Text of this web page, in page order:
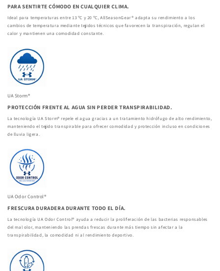
PARA SENTIRTE CÓMODO EN CUALQUIER CLIMA.
Ideal para temperaturas entre 13 ºC y 20 ºC, AllSeasonGear® adapta su rendimiento a los
cambios de temperatura mediante tejidos técnicos que favorecen la transpiración, regulan el
calor y mantienen una comodidad constante.
UA Storm®
PROTECCIÓN FRENTE AL AGUA SIN PERDER TRANSPIRABILIDAD.
La tecnología UA Storm® repele el agua gracias a un tratamiento hidrófugo de alto rendimiento,
manteniendo el tejido transpirable para ofrecer comodidad y protección incluso en condiciones
de lluvia ligera.
UA Odor Control®
FRESCURA DURADERA DURANTE TODO EL DÍA.
La tecnología UA Odor Control® ayuda a reducir la proliferación de las bacterias responsables
del mal olor, manteniendo las prendas frescas durante más tiempo sin afectar a la
transpirabilidad, la comodidad ni al rendimiento deportivo.